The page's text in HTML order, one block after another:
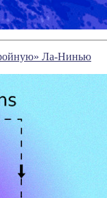
Ла-Нинью